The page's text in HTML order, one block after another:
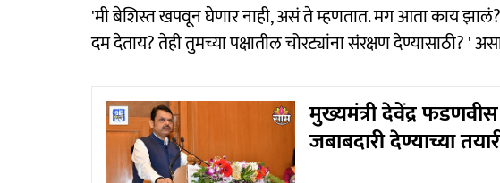
'मी बेशिस्त खपवून घेणार नाही, असं ते म्हणतात. मग आता काय
दम देताय? तेही तुमच्या पक्षातील चोरट्यांना संरक्षण देण्यासाठी? '
मुख्यमंत्री देवेंद्र
जबाबदारी देण्याच्या